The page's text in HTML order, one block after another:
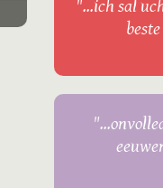
"...ich sal